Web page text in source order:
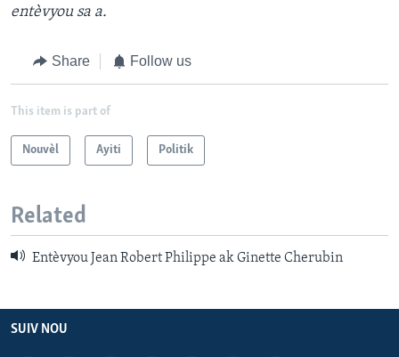
entèvyou sa a.
Share Follow us
This item is part of
Nouvèl Ayiti Politik
Related
Entèvyou Jean Robert Philippe ak Ginette Cherubin
SUIV NOU